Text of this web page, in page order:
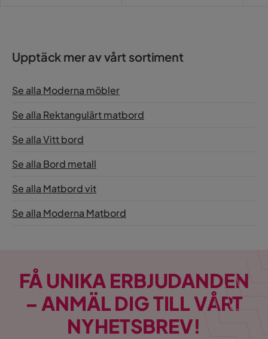
Upptäck mer av vårt sortiment
Se alla Moderna möbler
Se alla Rektangulärt matbord
Se alla Vitt bord
Se alla Bord metall
Se alla Matbord vit
Se alla Moderna Matbord
FÅ UNIKA ERBJUDANDEN
– ANMÄL DIG TILL VÅRT
NYHETSBREV!